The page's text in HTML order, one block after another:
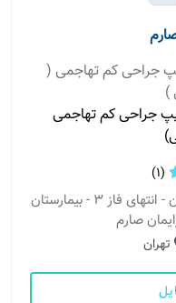
جراحی کم تهاجمی (
)
جراحی کم تهاجمی
(1)
مطب 1: تهران - تهران شهرک اکباتان - انتهای فاز ۳ - بیمارستان
صارم
تهران